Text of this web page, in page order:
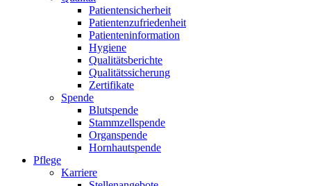
Patientensicherheit
Patientenzufriedenheit
Patienteninformation
Hygiene
Qualitätsberichte
Qualitätssicherung
Zertifikate
Spende
Blutspende
Stammzellspende
Organspende
Hornhautspende
Pflege
Karriere